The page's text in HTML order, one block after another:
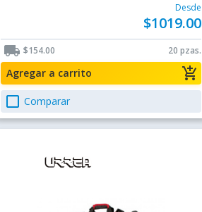
Desde
$1019.00
local_shipping $154.00 20 pzas.
add_shopping_cart
Agregar a carrito
check_box_outline_blank Comparar